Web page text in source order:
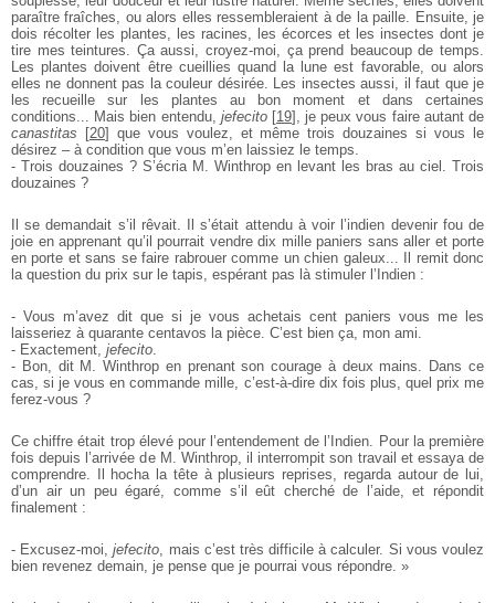
paraître fraîches, ou alors elles ressembleraient à de la paille. Ensuite, je
dois récolter les plantes, les racines, les écorces et les insectes dont je
tire mes teintures. Ça aussi, croyez-moi, ça prend beaucoup de temps.
Les plantes doivent être cueillies quand la lune est favorable, ou alors
elles ne donnent pas la couleur désirée. Les insectes aussi, il faut que je
les recueille sur les plantes au bon moment et dans certaines
conditions... Mais bien entendu, jefecito[19] , je peux vous faire autant de
canastitas [20] que vous voulez, et même trois douzaines si vous le
désirez – à condition que vous m’en laissiez le temps.
- Trois douzaines ? S’écria M. Winthrop en levant les bras au ciel. Trois
douzaines ?
Il se demandait s’il rêvait. Il s’était attendu à voir l’indien devenir fou de
joie en apprenant qu’il pourrait vendre dix mille paniers sans aller et porte
en porte et sans se faire rabrouer comme un chien galeux... Il remit donc
la question du prix sur le tapis, espérant pas là stimuler l’Indien :
- Vous m’avez dit que si je vous achetais cent paniers vous me les
laisseriez à quarante centavos la pièce. C’est bien ça, mon ami.
- Exactement, jefecito.
- Bon, dit M. Winthrop en prenant son courage à deux mains. Dans ce
cas, si je vous en commande mille, c’est-à-dire dix fois plus, quel prix me
ferez-vous ?
Ce chiffre était trop élevé pour l’entendement de l’Indien. Pour la première
fois depuis l’arrivée de M. Winthrop, il interrompit son travail et essaya de
comprendre. Il hocha la tête à plusieurs reprises, regarda autour de lui,
d’un air un peu égaré, comme s’il eût cherché de l’aide, et répondit
finalement :
- Excusez-moi,jefecito, mais c’est très difficile à calculer. Si vous voulez
bien revenez demain, je pense que je pourrai vous répondre. »